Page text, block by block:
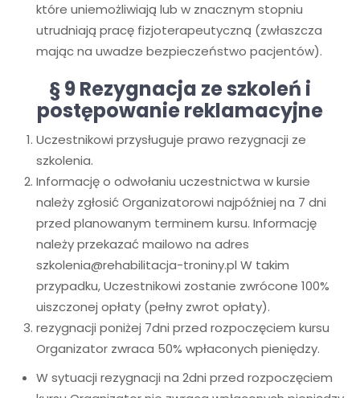
które uniemożliwiają lub w znacznym stopniu
utrudniają pracę fizjoterapeutyczną (zwłaszcza
mając na uwadze bezpieczeństwo pacjentów).
§ 9 Rezygnacja ze szkoleń i
postępowanie reklamacyjne
Uczestnikowi przysługuje prawo rezygnacji ze
szkolenia.
Informację o odwołaniu uczestnictwa w kursie
należy zgłosić Organizatorowi najpóźniej na 7 dni
przed planowanym terminem kursu. Informację
należy przekazać mailowo na adres
szkolenia@rehabilitacja-troniny.pl W takim
przypadku, Uczestnikowi zostanie zwrócone 100%
uiszczonej opłaty (pełny zwrot opłaty).
rezygnacji poniżej 7dni przed rozpoczęciem kursu
Organizator zwraca 50% wpłaconych pieniędzy.
W sytuacji rezygnacji na 2dni przed rozpoczęciem